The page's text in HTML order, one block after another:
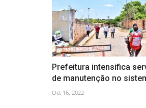
Prefeitura intensifica
de manutenção no
Oct 16, 2022